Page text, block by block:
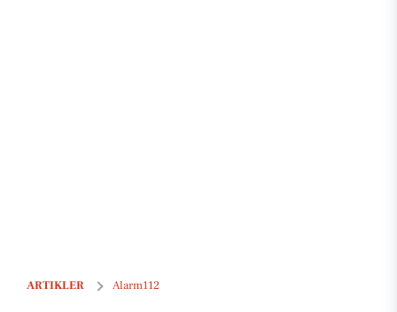
ARTIKLER Alarm112
Brand i pizzeria på Møgelgårdsvej i Lystrup